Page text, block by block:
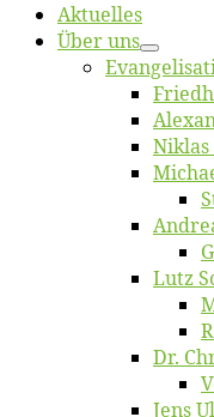
Ak­tu­el­les
Über uns
Ni­klas
Lutz
Dr.
Jens